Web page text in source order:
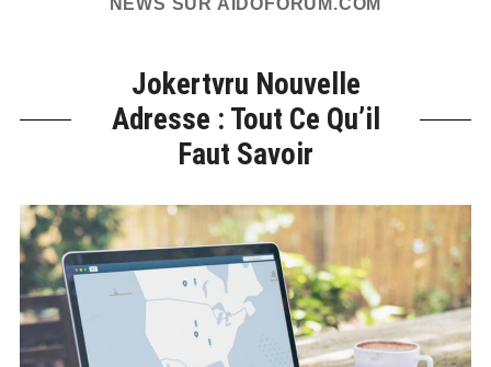
NEWS SUR AIDOFORUM.COM
Jokertvru Nouvelle
Adresse : Tout Ce Qu’il
Faut Savoir